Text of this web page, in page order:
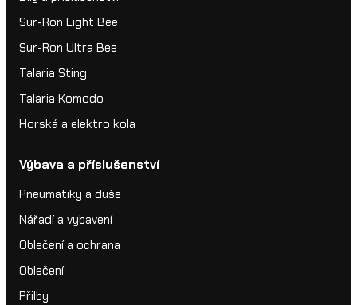
Sur-Ron Light Bee
Sur-Ron Ultra Bee
Talaria Sting
Talaria Komodo
Horská a elektro kola
Výbava a příslušenství
Pneumatiky a duše
Nářadí a vybavení
Oblečení a ochrana
Oblečení
Přilby